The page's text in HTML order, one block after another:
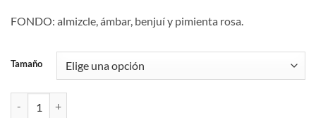
FONDO: almizcle, ámbar, benjuí y pimienta rosa.
Tamaño